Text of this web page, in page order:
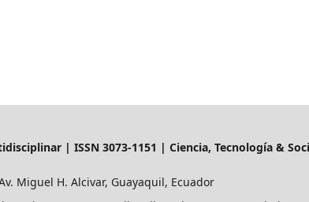
| ISSN 3073-1151 | Ciencia, Tecnología &
Miguel H. Alcivar, Guayaquil, Ecuador